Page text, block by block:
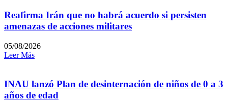
Reafirma Irán que no habrá acuerdo si persisten
amenazas de acciones militares
05/08/2026
Leer Más
INAU lanzó Plan de desinternación de niños de 0 a 3
años de edad